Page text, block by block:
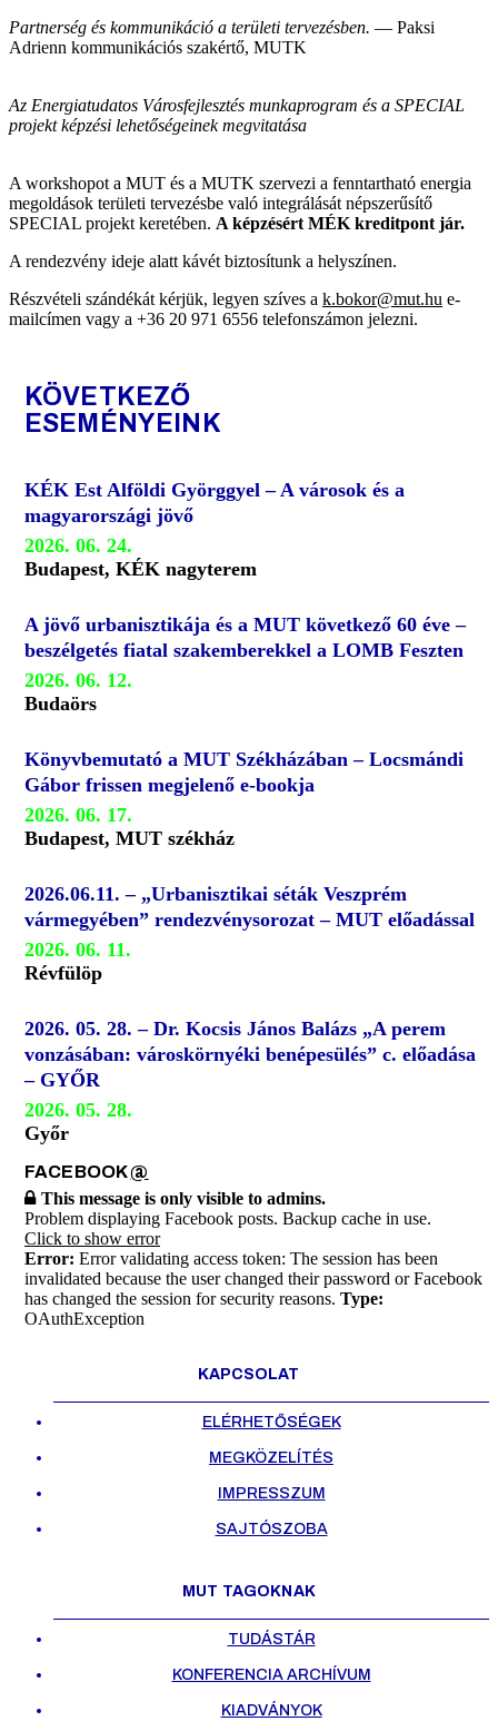
Partnerség és kommunikáció a területi tervezésben. ― Paksi
Adrienn kommunikációs szakértő, MUTK
Az Energiatudatos Városfejlesztés munkaprogram és a SPECIAL
projekt képzési lehetőségeinek megvitatása
A workshopot a MUT és a MUTK szervezi a fenntartható energia
megoldások területi tervezésbe való integrálását népszerűsítő
SPECIAL projekt keretében. A képzésért MÉK kreditpont jár.
A rendezvény ideje alatt kávét biztosítunk a helyszínen.
Részvételi szándékát kérjük, legyen szíves a k.bokor@mut.hu e-
mailcímen vagy a +36 20 971 6556 telefonszámon jelezni.
KÖVETKEZŐ
ESEMÉNYEINK
KÉK Est Alföldi Györggyel – A városok és a
magyarországi jövő
2026. 06. 24.
Budapest, KÉK nagyterem
A jövő urbanisztikája és a MUT következő 60 éve –
beszélgetés fiatal szakemberekkel a LOMB Feszten
2026. 06. 12.
Budaörs
Könyvbemutató a MUT Székházában – Locsmándi
Gábor frissen megjelenő e-bookja
2026. 06. 17.
Budapest, MUT székház
2026.06.11. – „Urbanisztikai séták Veszprém
vármegyében” rendezvénysorozat – MUT előadással
2026. 06. 11.
Révfülöp
2026. 05. 28. – Dr. Kocsis János Balázs „A perem
vonzásában: városkörnyéki benépesülés” c. előadása
– GYŐR
2026. 05. 28.
Győr
FACEBOOK@
This message is only visible to admins.
Problem displaying Facebook posts. Backup cache in use.
Click to show error
Error: Error validating access token: The session has been
invalidated because the user changed their password or Facebook
has changed the session for security reasons. Type:
OAuthException
KAPCSOLAT
ELÉRHETŐSÉGEK
MEGKÖZELÍTÉS
IMPRESSZUM
SAJTÓSZOBA
MUT TAGOKNAK
TUDÁSTÁR
KONFERENCIA ARCHÍVUM
KIADVÁNYOK